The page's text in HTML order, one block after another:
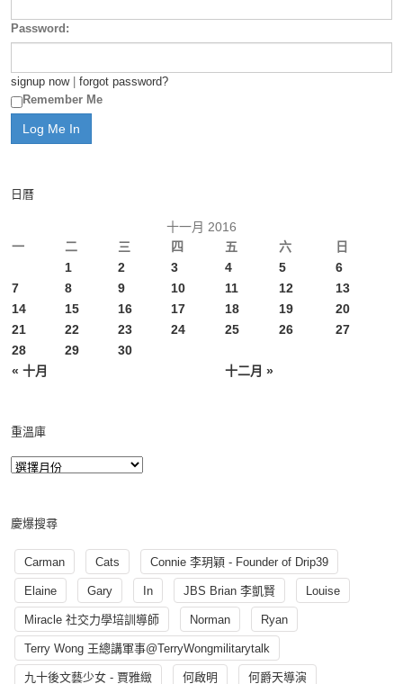
Password:
signup now| forgot password?
Remember Me
日曆
十一月 2016
一
二 三 四 五 六 日
« 十月 十二月 »
1 2 3 4 5
6
7
8 9 10 11 12
13
14
15 16 17 18 19
20
21
22 23 24 25 26
27
28
29 30
重溫庫
慶爆搜尋
Carman Cats Connie 李玥穎 - Founder of Drip39
Elaine Gary In JBS Brian 李凱賢 Louise
Miracle 社交力學培訓導師 Norman Ryan
Terry Wong 王總講軍事@TerryWongmilitarytalk
九十後文藝少女 - 賈雅緻 何啟明 何爵天導演